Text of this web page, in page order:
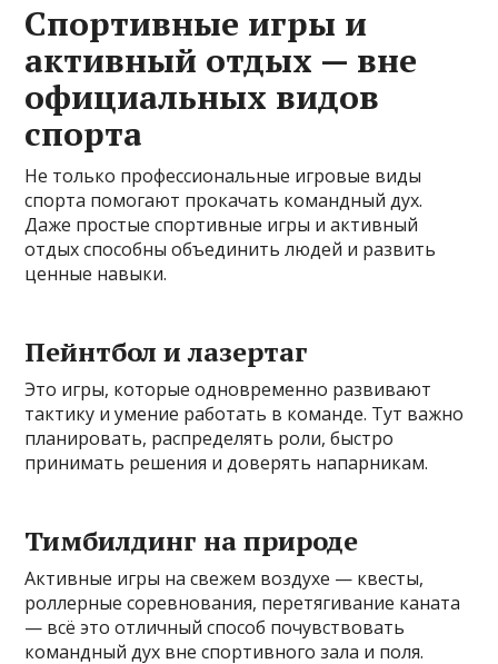
Спортивные игры и
активный отдых — вне
официальных видов
спорта
Не только профессиональные игровые виды
спорта помогают прокачать командный дух.
Даже простые спортивные игры и активный
отдых способны объединить людей и развить
ценные навыки.
Пейнтбол и лазертаг
Это игры, которые одновременно развивают
тактику и умение работать в команде. Тут важно
планировать, распределять роли, быстро
принимать решения и доверять напарникам.
Тимбилдинг на природе
Активные игры на свежем воздухе — квесты,
роллерные соревнования, перетягивание каната
— всё это отличный способ почувствовать
командный дух вне спортивного зала и поля.